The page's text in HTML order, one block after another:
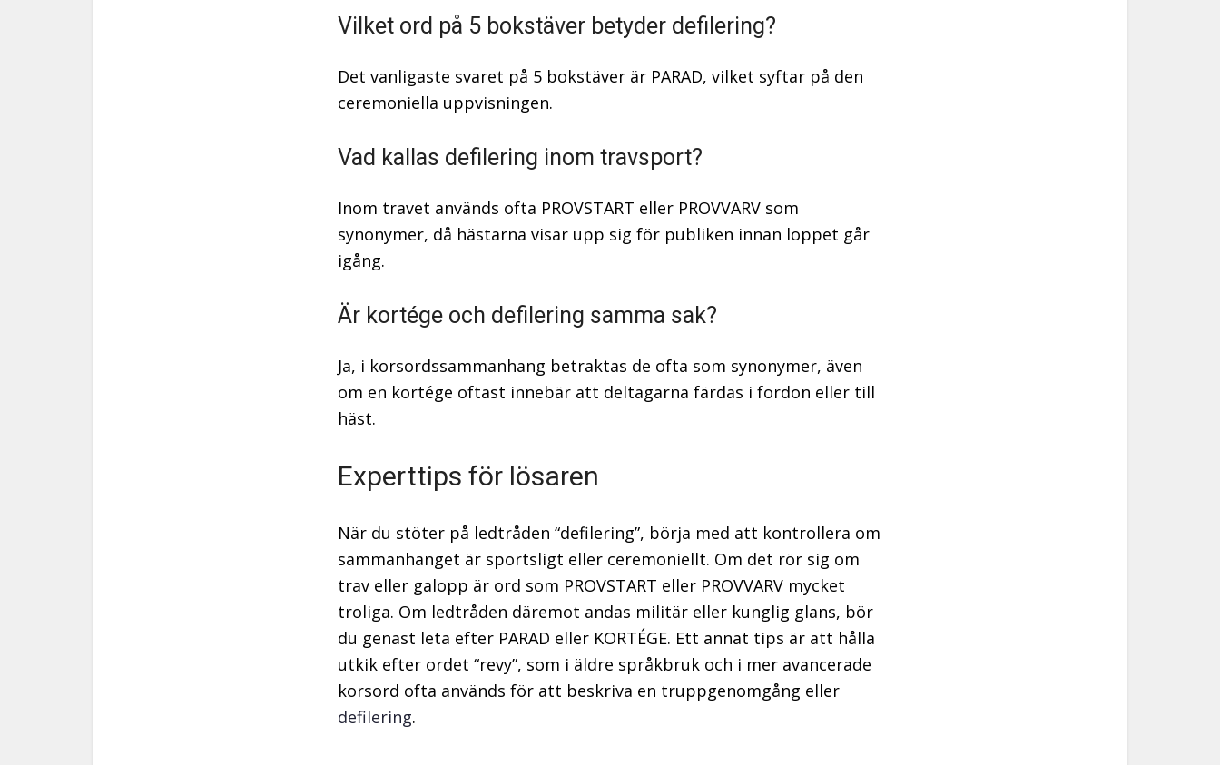
Vilket ord på 5 bokstäver betyder defilering?
Det vanligaste svaret på 5 bokstäver är PARAD, vilket syftar på den
ceremoniella uppvisningen.
Vad kallas defilering inom travsport?
Inom travet används ofta PROVSTART eller PROVVARV som
synonymer, då hästarna visar upp sig för publiken innan loppet går
igång.
Är kortége och defilering samma sak?
Ja, i korsordssammanhang betraktas de ofta som synonymer, även
om en kortége oftast innebär att deltagarna färdas i fordon eller till
häst.
Experttips för lösaren
När du stöter på ledtråden “defilering”, börja med att kontrollera om
sammanhanget är sportsligt eller ceremoniellt. Om det rör sig om
trav eller galopp är ord som PROVSTART eller PROVVARV mycket
troliga. Om ledtråden däremot andas militär eller kunglig glans, bör
du genast leta efter PARAD eller KORTÉGE. Ett annat tips är att hålla
utkik efter ordet “revy”, som i äldre språkbruk och i mer avancerade
korsord ofta används för att beskriva en truppgenomgång eller
defilering.